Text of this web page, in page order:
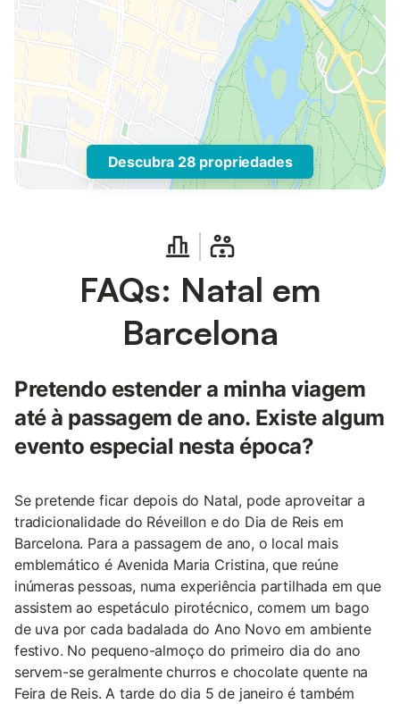
Descubra 28 propriedades
FAQs: Natal em
Barcelona
Pretendo estender a minha viagem
até à passagem de ano. Existe algum
evento especial nesta época?
Se pretende ficar depois do Natal, pode aproveitar a
tradicionalidade do Réveillon e do Dia de Reis em
Barcelona. Para a passagem de ano, o local mais
emblemático é Avenida Maria Cristina, que reúne
inúmeras pessoas, numa experiência partilhada em que
assistem ao espetáculo pirotécnico, comem um bago
de uva por cada badalada do Ano Novo em ambiente
festivo. No pequeno-almoço do primeiro dia do ano
servem-se geralmente churros e chocolate quente na
Feira de Reis. A tarde do dia 5 de janeiro é também